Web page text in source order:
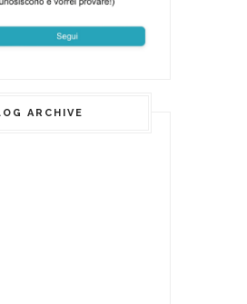
ARCHIVE